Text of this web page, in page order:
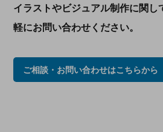
イラストやビジュアル制作に関し
軽にお問い合わせください。
ご相談・お問い合わせはこちらから